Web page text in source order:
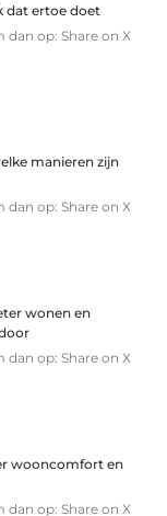
dat ertoe doet
dan op: Share on X
manieren zijn
dan op: Share on X
wonen en
dan op: Share on X
wooncomfort en
dan op: Share on X